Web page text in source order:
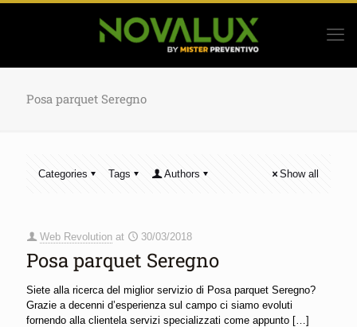
Posa parquet Seregno
Categories Tags Authors Show all
Web Revolution at 30/03/2018
Posa parquet Seregno
Siete alla ricerca del miglior servizio di Posa parquet Seregno?
Grazie a decenni d’esperienza sul campo ci siamo evoluti
fornendo alla clientela servizi specializzati come appunto […]